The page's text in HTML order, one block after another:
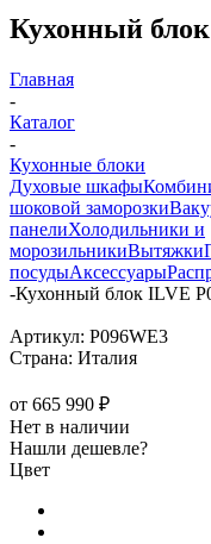
Кухонный
Главная
-
Каталог
-
Кухонные блоки
Духовые шкафы
шоковой заморозки
панелиХолодильники и
морозильникиВытяжки
посудыАксессуары
-Кухонный блок ILVE
Артикул: P096WE3
Страна: Италия
от 665 990 ₽
Нет в наличии
Нашли дешевле?
Цвет